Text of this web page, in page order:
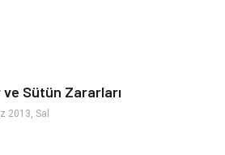
ve Sütün Zararları
2013, Sal